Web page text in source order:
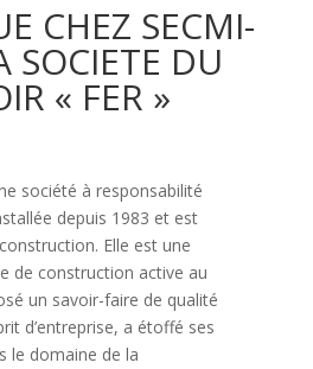
CHEZ SECMI-
SOCIETE DU
« FER »
société à responsabilité
depuis 1983 et est
Elle est une
de construction active au
un savoir-faire de qualité
d’entreprise, a étoffé ses
le domaine de la